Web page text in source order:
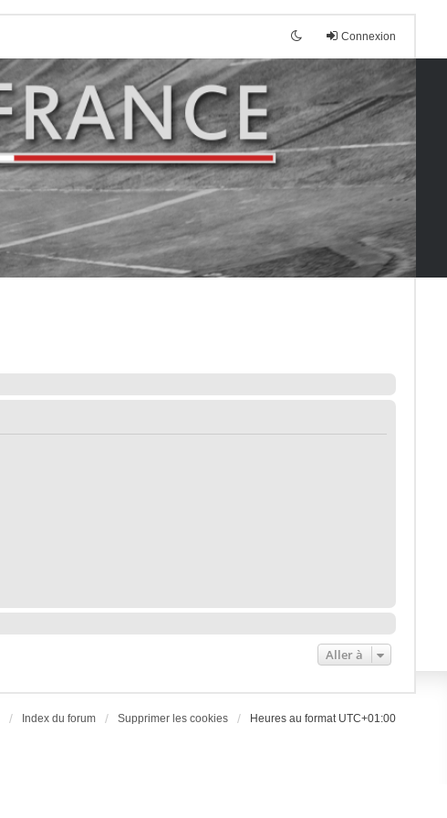
Connexion
Aller à
Index du forum Supprimer les cookies Heures au format UTC+01:00